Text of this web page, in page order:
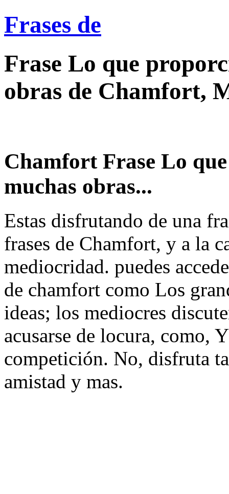
Frases de
Frase Lo que
obras de Chamfort,
Chamfort Frase Lo
muchas obras...
Estas disfrutando de una
frases de Chamfort, y a la
mediocridad. puedes
de chamfort como Los
ideas; los mediocres
acusarse de locura, como,
competición. No, disfruta
amistad y mas.